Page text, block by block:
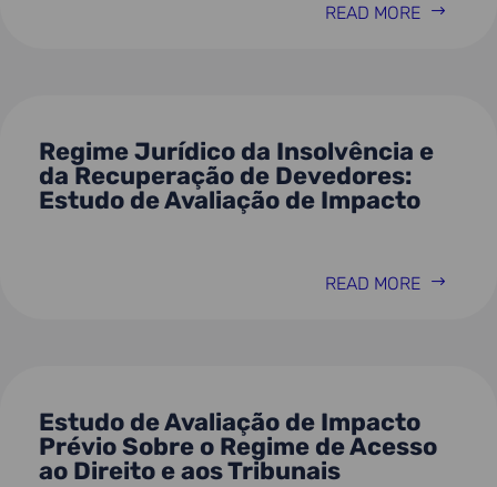
READ MORE
Regime Jurídico da Insolvência e
da Recuperação de Devedores:
Estudo de Avaliação de Impacto
READ MORE
Estudo de Avaliação de Impacto
Prévio Sobre o Regime de Acesso
ao Direito e aos Tribunais